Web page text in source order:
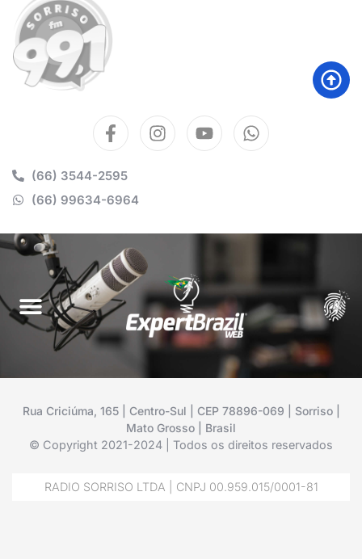
(66) 3544-2595
(66) 99634-6964
Rua Criciúma, 165 | Centro-Sul | CEP 78896-069 | Sorriso |
Mato Grosso | Brasil
© Copyright 2021-2024 | Todos os direitos reservados
RADIO SORRISO LTDA | CNPJ 00.959.015/0001-81